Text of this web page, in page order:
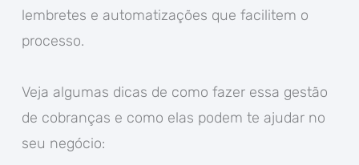
lembretes e automatizações que facilitem o
processo.
Veja algumas dicas de como fazer essa gestão
de cobranças e como elas podem te ajudar no
seu negócio: